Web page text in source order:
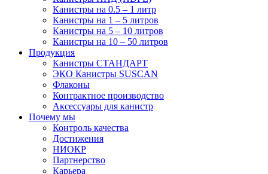
Канистры на 0.5 – 1 литр
Канистры на 1 – 5 литров
Канистры на 5 – 10 литров
Канистры на 10 – 50 литров
Продукция
Канистры СТАНДАРТ
ЭКО Канистры SUSCAN
Флаконы
Контрактное производство
Аксессуары для канистр
Почему мы
Контроль качества
Достижения
НИОКР
Партнерство
Карьера